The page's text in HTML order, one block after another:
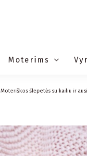
Moterims
Moteriškos šlepetės su kailiu ir